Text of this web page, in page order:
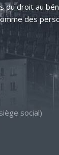
du droit au
des
social)